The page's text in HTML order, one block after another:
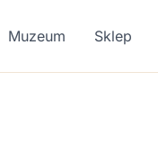
Muzeum Sklep